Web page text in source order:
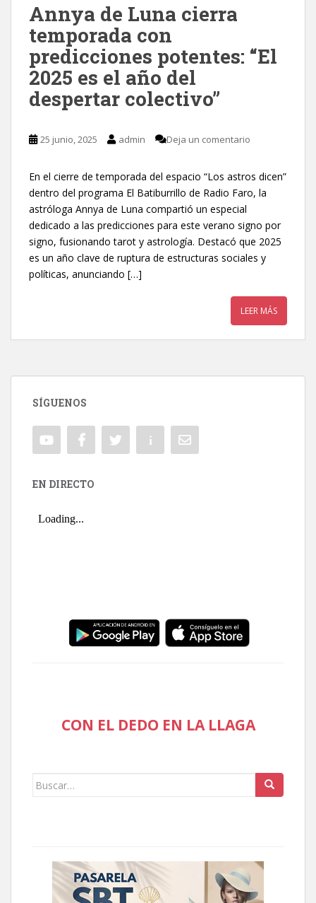
Annya de Luna cierra
temporada con
predicciones potentes: “El
2025 es el año del
despertar colectivo”
25 junio, 2025 admin Deja un comentario
En el cierre de temporada del espacio “Los astros dicen”
dentro del programa El Batiburrillo de Radio Faro, la
astróloga Annya de Luna compartió un especial
dedicado a las predicciones para este verano signo por
signo, fusionando tarot y astrología. Destacó que 2025
es un año clave de ruptura de estructuras sociales y
políticas, anunciando […]
LEER MÁS
SÍGUENOS
EN DIRECTO
CON EL DEDO EN LA LLAGA
Buscar: